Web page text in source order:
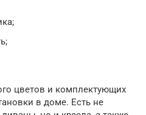
цветов и комплектующих
в доме. Есть не